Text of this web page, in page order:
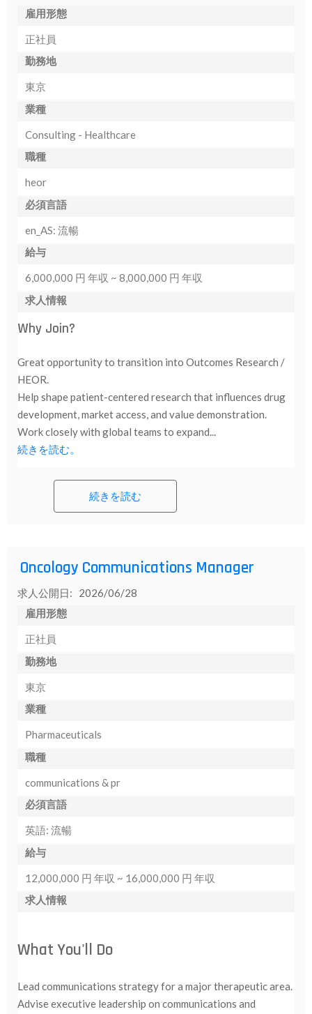
雇用形態
正社員
勤務地
東京
業種
Consulting - Healthcare
職種
heor
必須言語
en_AS: 流暢
給与
6,000,000 円 年収 ~ 8,000,000 円 年収
求人情報
Why Join?
Great opportunity to transition into Outcomes Research /
HEOR.
Help shape patient-centered research that influences drug
development, market access, and value demonstration.
Work closely with global teams to expand...
続きを読む。
続きを読む
Oncology Communications Manager
求人公開日: 2026/06/28
雇用形態
正社員
勤務地
東京
業種
Pharmaceuticals
職種
communications & pr
必須言語
英語: 流暢
給与
12,000,000 円 年収 ~ 16,000,000 円 年収
求人情報
What You'll Do
Lead communications strategy for a major therapeutic area.
Advise executive leadership on communications and